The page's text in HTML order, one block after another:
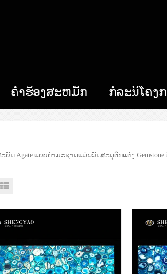
ຄໍາຮ້ອງສະຫມັກ ກໍລະນີໂຄງ
ບັດ Agate ແບບທໍາມະຊາດແມ່ນວັດສະດຸຕົກແຕ່ງ